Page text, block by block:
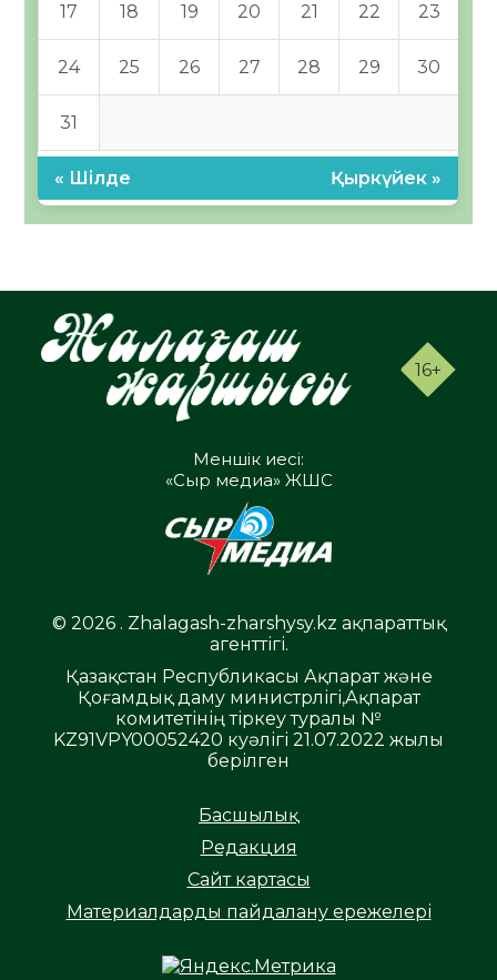
17 18 19 20 21 22 23
24 25 26 27 28 29 30
31
« Шілде Қыркүйек »
16+
Меншік иесі:
«Сыр медиа» ЖШС
© 2026 . Zhalagash-zharshysy.kz ақпараттық
агенттігі.
Қазақстан Республикасы Ақпарат және
Қоғамдық даму министрлігі,Ақпарат
комитетінің тіркеу туралы №
KZ91VPY00052420 куәлігі 21.07.2022 жылы
берілген
Басшылық
Редакция
Сайт картасы
Материалдарды пайдалану ережелері